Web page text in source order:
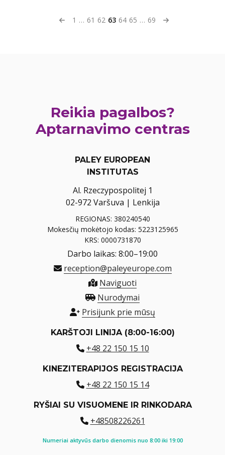
1 … 61 62 63 64 65 … 69
Reikia pagalbos?
Aptarnavimo centras
PALEY EUROPEAN
INSTITUTAS
Al. Rzeczypospolitej 1
02-972 Varšuva | Lenkija
REGIONAS: 380240540
Mokesčių mokėtojo kodas: 5223125965
KRS: 0000731870
Darbo laikas: 8:00–19:00
reception@paleyeurope.com
Naviguoti
Nurodymai
Prisijunk prie mūsų
KARŠTOJI LINIJA (8:00-16:00)
+48 22 150 15 10
KINEZITERAPIJOS REGISTRACIJA
+48 22 150 15 14
RYŠIAI SU VISUOMENE IR RINKODARA
+48508226261
Numeriai aktyvūs darbo dienomis nuo 8:00 iki 19:00